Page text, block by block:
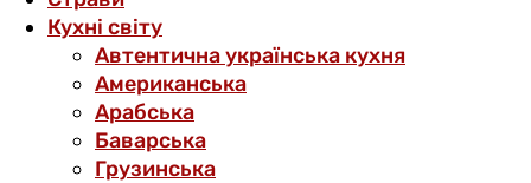
Кухні світу
Автентична українська кухня
Американська
Арабська
Баварська
Грузинська